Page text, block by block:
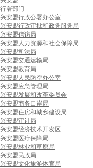
行署部门
兴安盟行政公署办公室
兴安盟行政审批和政务服务局
兴安盟信访局
兴安盟人力资源和社会保障局
兴安盟司法局
兴安盟交通运输局
兴安盟教育局
兴安盟人民防空办公室
兴安盟应急管理局
兴安盟发展和改革委员会
兴安盟商务口岸局
兴安盟住房和城乡建设局
兴安盟审计局
兴安盟经济技术开发区
兴安盟医疗保障局
兴安盟林业和草原局
兴安盟民政局
兴安盟文化旅游体育局